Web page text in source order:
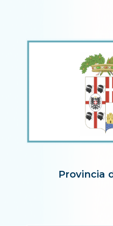
Provincia